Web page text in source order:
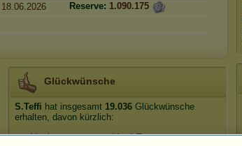
18.06.2026 Reserve: 1.090.175
Glückwünsche
S.Teffi hat insgesamt 19.036 Glückwünsche
erhalten, davon kürzlich:
smokinqh
Vor 1 Tag